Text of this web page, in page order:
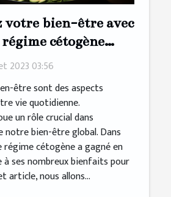
bien-être avec
cétogène
2023 03:56
être sont des aspects
vie quotidienne.
un rôle crucial dans
bien-être global. Dans
cétogène a gagné en
ses nombreux bienfaits pour
article, nous allons...